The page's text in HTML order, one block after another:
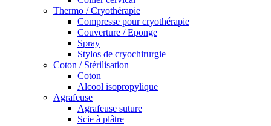
Thermo / Cryothérapie
Compresse pour cryothérapie
Couverture / Eponge
Spray
Stylos de cryochirurgie
Coton / Stérilisation
Coton
Alcool isopropylique
Agrafeuse
Agrafeuse suture
Scie à plâtre